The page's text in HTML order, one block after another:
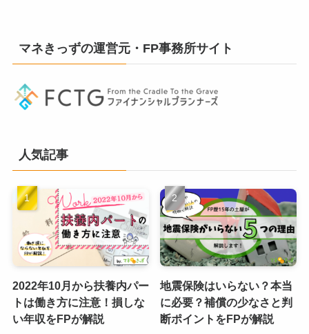
マネきっずの運営元・FP事務所サイト
人気記事
2022年10月から扶養内パー
トは働き方に注意！損しな
い年収をFPが解説
地震保険はいらない？本当
に必要？補償の少なさと判
断ポイントをFPが解説